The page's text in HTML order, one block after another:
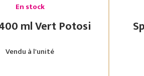
En stock
Spray 400 ml Vert Potosi
Vendu à l'unité